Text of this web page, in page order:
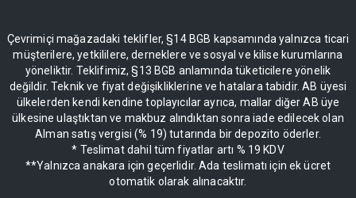
Çevrimiçi mağazadaki teklifler, §14 BGB kapsamında yalnızca ticari
müşterilere, yetkililere, derneklere ve sosyal ve kilise kurumlarına
yöneliktir. Teklifimiz, §13 BGB anlamında tüketicilere yönelik
değildir. Teknik ve fiyat değişikliklerine ve hatalara tabidir. AB üyesi
ülkelerden kendi kendine toplayıcılar ayrıca, mallar diğer AB üye
ülkesine ulaştıktan ve makbuz alındıktan sonra iade edilecek olan
Alman satış vergisi (% 19) tutarında bir depozito öderler.
* Teslimat dahil tüm fiyatlar artı % 19 KDV
**Yalnızca anakara için geçerlidir. Ada teslimatı için ek ücret
otomatik olarak alınacaktır.